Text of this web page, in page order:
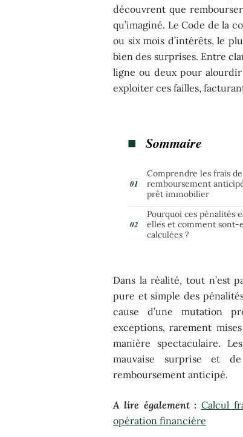
découvrent que
qu’imaginé. Le Code de la
ou six mois d’intérêts, le
bien des surprises. Entre
ligne ou deux pour alourdir
exploiter ces failles,
Sommaire
Comprendre les frais de
remboursement
prêt immobilier
Pourquoi ces pénalités
elles et comment sont-
calculées ?
Dans la réalité, tout n’est
pure et simple des
cause d’une mutation
exceptions, rarement
manière spectaculaire.
mauvaise surprise et
remboursement anticipé.
A lire également : Calcul
opération financière